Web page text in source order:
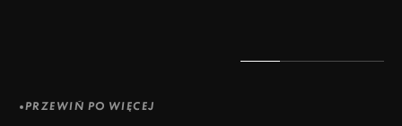
PRZEWIŃ PO WIĘCEJ